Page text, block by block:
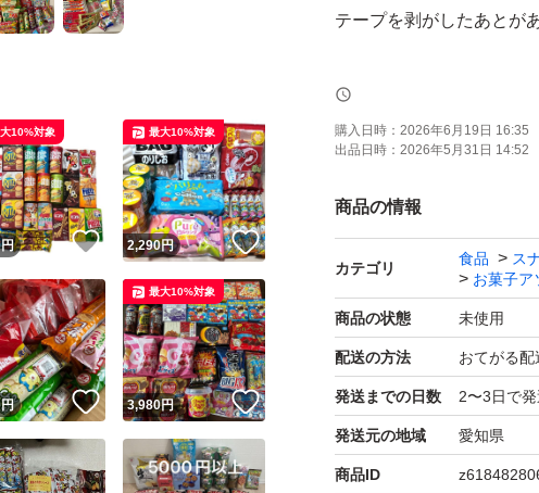
テープを剥がしたあとが
期限が書いていないもの
手に入れたものですので
ぶどう風味キャンディは
こつぶ揚げが15日期限で
ますので、ご了承いただ
します。
リサイクル段ボールに詰
たします。
購入日時： 2026年6月19日 16:35
出品日時： 2026年5月31日 14:52
商品の情報
カテゴリ
食品
ス
お菓子ア
商品の状態 未使用
配送の方法 おてがる配
発送までの日数 2〜3日で発
発送元の地域 愛知県
商品ID
円 いいね！
10%対象
2,290円 いいね！
最大10%対象
円 いいね！
3,980円 いいね！
最大10%対象